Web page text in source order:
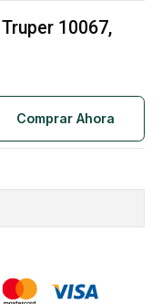
10067,
Comprar Ahora